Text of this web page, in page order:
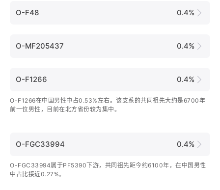
O-F48 0.4%
O-MF205437 0.4%
O-F1266 0.4%
O-F1266在中国男性中占0.53%左右。该支系的共同祖先大约是6700年
前一位男性，目前在北方省份较为集中。
O-FGC33994 0.4%
O-FGC33994属于PF5390下游，共同祖先距今约6100年，在中国男性
中占比接近0.27%。